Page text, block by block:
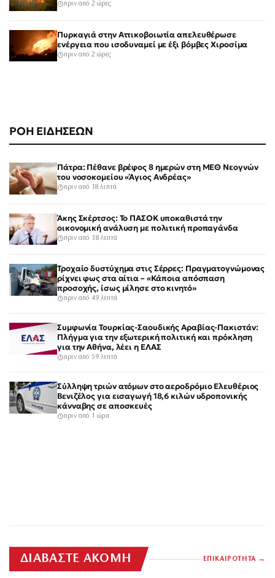
ΡΟΗ ΕΙΔΗΣΕΩΝ
Πάτρα: Πέθανε βρέφος 8 ημερών στη ΜΕΘ Νεογνών
του νοσοκομείου «Άγιος Ανδρέας»
πριν από 18 λεπτά
Άκης Σκέρτσος: Το ΠΑΣΟΚ υποκαθιστά την
οικονομική ανάλυση με πολιτική προπαγάνδα
πριν από 38 λεπτά
Τροχαίο δυστύχημα στις Σέρρες: Πραγματογνώμονας
ρίχνει φως στα αίτια – «Κάποια απόσπαση
προσοχής, ίσως μίλησε στο κινητό»
πριν από 49 λεπτά
Συμφωνία Τουρκίας-Σαουδικής Αραβίας-Πακιστάν:
Πλήγμα για την εξωτερική πολιτική και πρόκληση
για την Αθήνα, λέει η ΕΛΑΣ
πριν από 59 λεπτά
Σύλληψη τριών ατόμων στο αεροδρόμιο Ελευθέριος
Βενιζέλος για εισαγωγή 18,6 κιλών υδροπονικής
κάνναβης σε αποσκευές
πριν από 1 ώρα
πριν από 2 ώρες
Πυρκαγιά στην Αττικοβοιωτία απελευθέρωσε
ενέργεια που ισοδυναμεί με έξι βόμβες Χιροσίμα
πριν από 2 ώρες
ΔΙΑΒΑΣΤΕ ΑΚΟΜΗ ΕΠΙΚΑΙΡΟΤΗΤΑ